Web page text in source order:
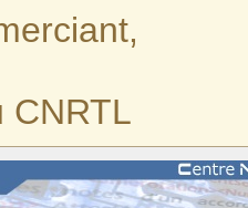
CNRTL